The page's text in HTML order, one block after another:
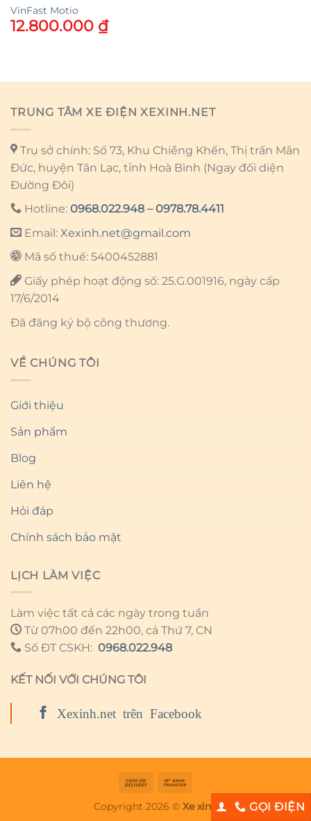
VinFast Motio
12.800.000 ₫
TRUNG TÂM XE ĐIỆN XEXINH.NET
Trụ sở chính: Số 73, Khu Chiềng Khến, Thị trấn Mãn
Đức, huyện Tân Lạc, tỉnh Hoà Bình (Ngay đối diện
Đường Đôi)
Hotline: 0968.022.948 –0978.78.4411
Email: Xexinh.net@gmail.com
Mã số thuế: 5400452881
Giấy phép hoạt động số: 25.G.001916, ngày cấp
17/6/2014
Đã đăng ký bộ công thương.
VỀ CHÚNG TÔI
Giới thiệu
Sản phẩm
Blog
Liên hệ
Hỏi đáp
Chính sách bảo mật
LỊCH LÀM VIỆC
Làm việc tất cả các ngày trong tuần
Từ 07h00 đến 22h00, cả Thứ 7, CN
Số ĐT CSKH: 0968.022.948
KẾT NỐI VỚI CHÚNG TÔI
Xexinh.net trên Facebook
Copyright 2026 © Xe xinh GỌI ĐIỆN